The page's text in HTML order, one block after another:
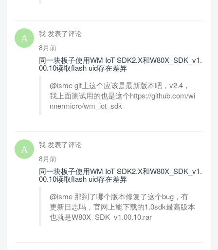
我 发表了评论
8月前
同一块板子使用WM IoT SDK2.X和W80X_SDK_v1.
00.10读取flash uid存在差异
@isme git上这个应该是最新版本吧，v2.4，
我上面测试用的也是这个https://github.com/wi
nnermicro/wm_iot_sdk
我 发表了评论
8月前
同一块板子使用WM IoT SDK2.X和W80X_SDK_v1.
00.10读取flash uid存在差异
@isme 那到了哪个版本修复了这个bug，有
更新日志吗，官网上能下载的1.0sdk最高版本
也就是W80X_SDK_v1.00.10.rar